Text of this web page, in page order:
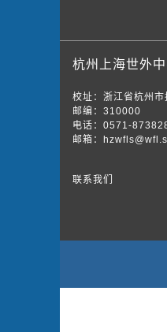
杭州上海世外
校址：浙江省杭州
邮编：310000
电话：0571-
邮箱：
联系我们